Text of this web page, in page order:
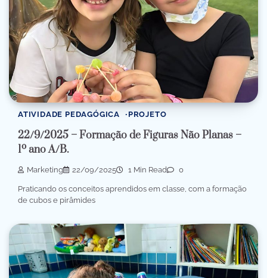
ATIVIDADE PEDAGÓGICA PROJETO
22/9/2025 – Formação de Figuras Não Planas –
1º ano A/B.
Marketing 22/09/2025 1 Min Read 0
Praticando os conceitos aprendidos em classe, com a formação
de cubos e pirâmides